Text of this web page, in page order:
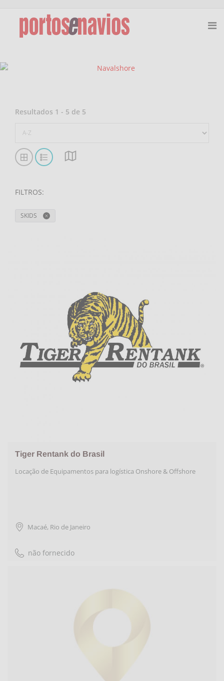
Resultados 1 - 5 de 5
FILTROS:
SKIDS
Tiger Rentank do Brasil
Locação de Equipamentos para logística Onshore & Offshore
Macaé, Rio de Janeiro
não fornecido